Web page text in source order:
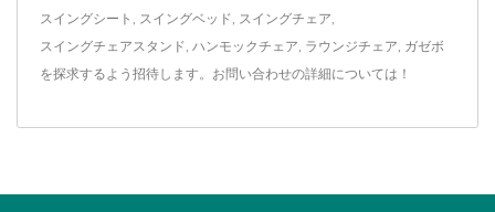
スイングシート , スイングベッド, スイングチェア,
スイングチェアスタンド, ハンモックチェア, ラウンジチェア, ガゼボ
を探求するよう招待します。 お問い合わせの詳細については！